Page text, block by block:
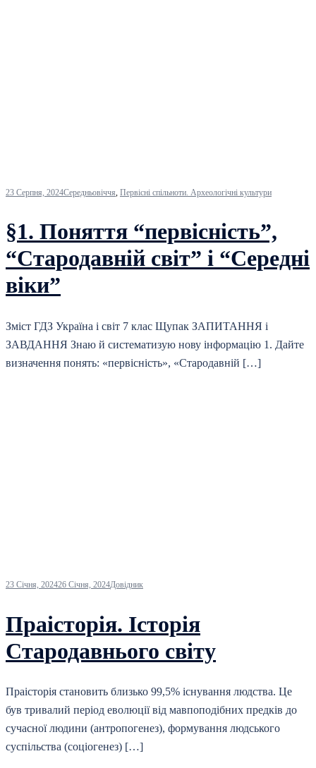
23 Серпня, 2024Середньовіччя, Первісні спільноти. Археологічні культури
§1. Поняття “первісність”,
“Стародавній світ” і “Середні
віки”
Зміст ГДЗ Україна і світ 7 клас Щупак ЗАПИТАННЯ і
ЗАВДАННЯ Знаю й систематизую нову інформацію 1. Дайте
визначення понять: «первісність», «Стародавній […]
23 Січня, 202426 Січня, 2024Довідник
Праісторія. Історія
Стародавнього світу
Праісторія становить близько 99,5% існування людства. Це
був тривалий період еволюції від мавпоподібних предків до
сучасної людини (антропогенез), формування людського
суспільства (соціогенез) […]